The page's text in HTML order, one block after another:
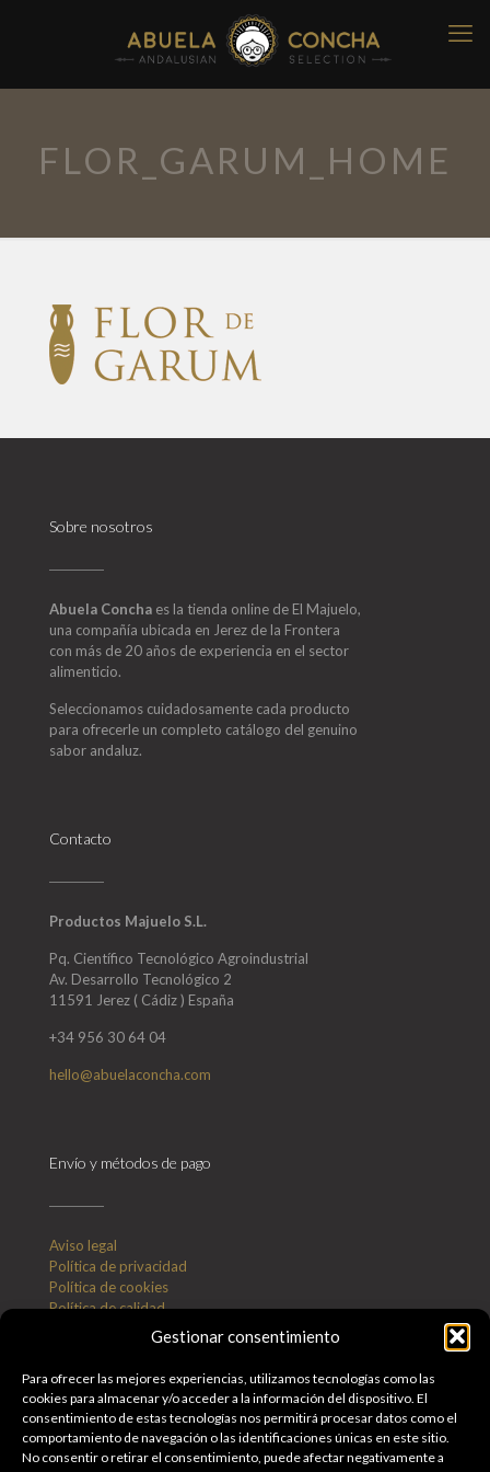
Gestionar consentimiento
Para ofrecer las mejores experiencias, utilizamos tecnologías como las
cookies para almacenar y/o acceder a la información del dispositivo. El
consentimiento de estas tecnologías nos permitirá procesar datos como el
comportamiento de navegación o las identificaciones únicas en este sitio.
No consentir o retirar el consentimiento, puede afectar negativamente a
FLOR_GARUM_HOME
Sobre nosotros
Abuela Concha es la tienda online de El Majuelo,
una compañía ubicada en Jerez de la Frontera
con más de 20 años de experiencia en el sector
alimenticio.
Seleccionamos cuidadosamente cada producto
para ofrecerle un completo catálogo del genuino
sabor andaluz.
Contacto
Productos Majuelo S.L.
Pq. Científico Tecnológico Agroindustrial
Av. Desarrollo Tecnológico 2
11591 Jerez ( Cádiz ) España
+34 956 30 64 04
hello@abuelaconcha.com
Envío y métodos de pago
Aviso legal
Política de privacidad
Política de cookies
Política de calidad
Métodos de pago y envío
Condiciones generales
Métodos de pago aceptados :